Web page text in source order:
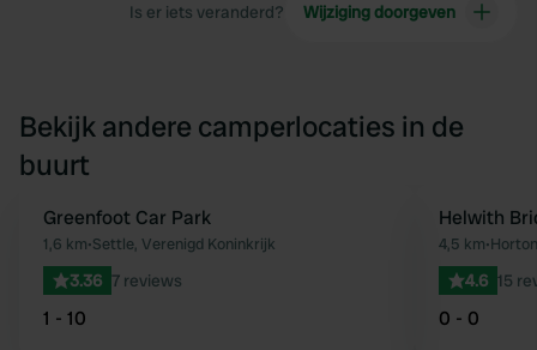
Is er iets veranderd? Wijziging doorgeven
Bekijk andere camperlocaties in de
buurt
Favoriet
Greenfoot Car Park
1,6 km•Settle, Verenigd Koninkrijk
3.36 7 reviews
1 - 10
Helwith
4,5 km•
4.6 15
0 - 0